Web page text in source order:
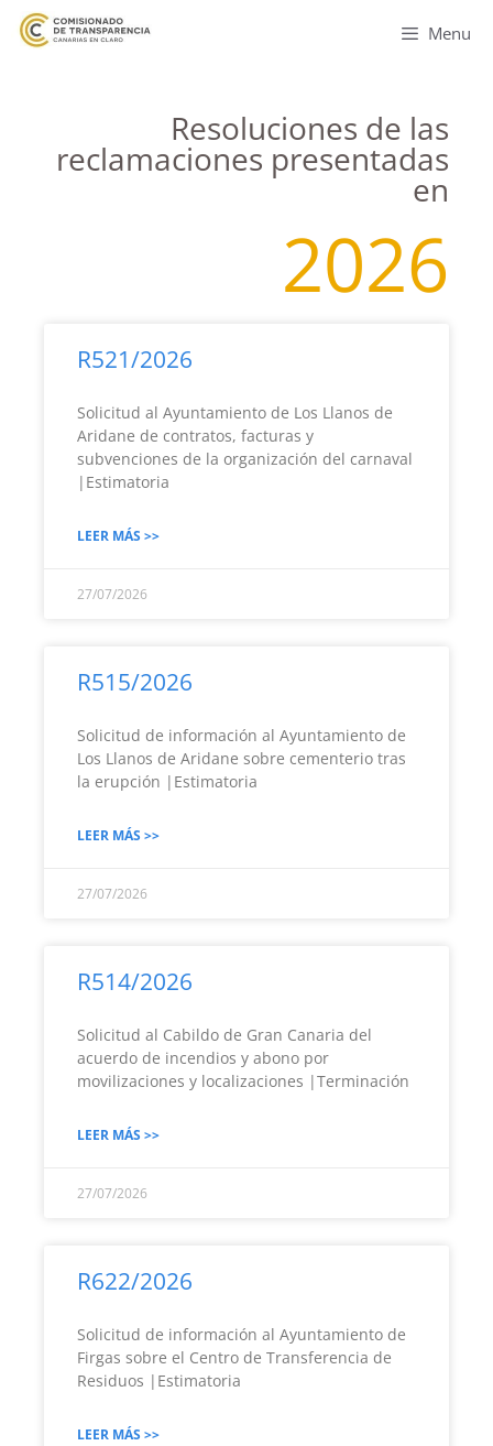
Menu
Resoluciones de las
reclamaciones presentadas
en
2026
R521/2026
Solicitud al Ayuntamiento de Los Llanos de
Aridane de contratos, facturas y
subvenciones de la organización del carnaval
|Estimatoria
LEER MÁS >>
27/07/2026
R515/2026
Solicitud de información al Ayuntamiento de
Los Llanos de Aridane sobre cementerio tras
la erupción |Estimatoria
LEER MÁS >>
27/07/2026
R514/2026
Solicitud al Cabildo de Gran Canaria del
acuerdo de incendios y abono por
movilizaciones y localizaciones |Terminación
LEER MÁS >>
27/07/2026
R622/2026
Solicitud de información al Ayuntamiento de
Firgas sobre el Centro de Transferencia de
Residuos |Estimatoria
LEER MÁS >>